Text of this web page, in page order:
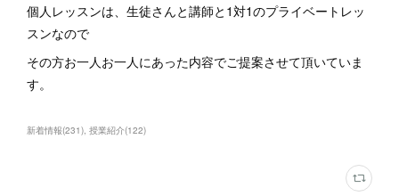
個人レッスンは、生徒さんと講師と1対1のプライベートレッ
スンなので
その方お一人お一人にあった内容でご提案させて頂いていま
す。
新着情報(231) 授業紹介(122)